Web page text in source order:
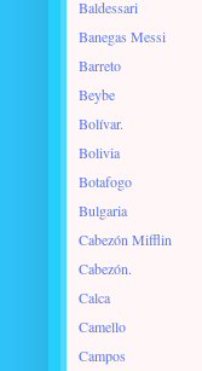
Baldessari
Banegas Messi
Barreto
Beybe
Bolívar.
Bolivia
Botafogo
Bulgaria
Cabezón Mifflin
Cabezón.
Calca
Camello
Campos